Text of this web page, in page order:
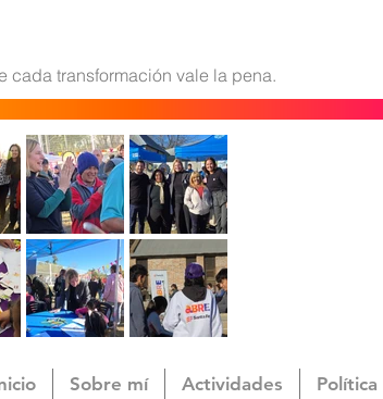
cada transformación vale la pena.
Sobre mí Actividades Política